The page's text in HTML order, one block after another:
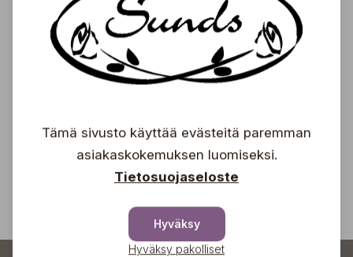
Tilaa uutiskirjeemme ja saa tuoreimmat uutiset,
eksklusiiviset tarjoukset, inspiroivat vinkit sekä
tiedot tulevista tapahtumista suoraan sähköpostiisi!
Tämä sivusto käyttää evästeitä paremman
asiakaskokemuksen luomiseksi.
Tietosuojaseloste
Hyväksy
Hyväksy pakolliset